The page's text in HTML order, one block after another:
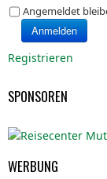
Angemeldet
Anmelden
Registrieren
SPONSOREN
WERBUNG